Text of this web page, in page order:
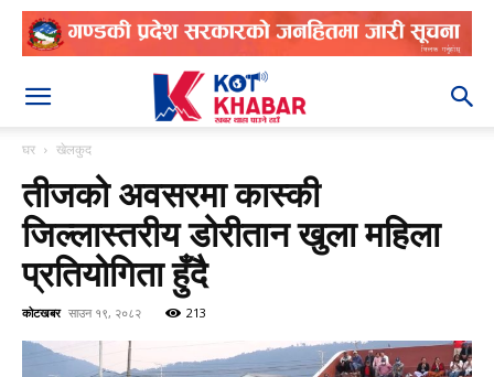
घर खेलकुद
तीजको अवसरमा कास्की
जिल्लास्तरीय डोरीतान खुला महिला
प्रतियोगिता हुँदै
कोटखबर साउन १९, २०८२ 213